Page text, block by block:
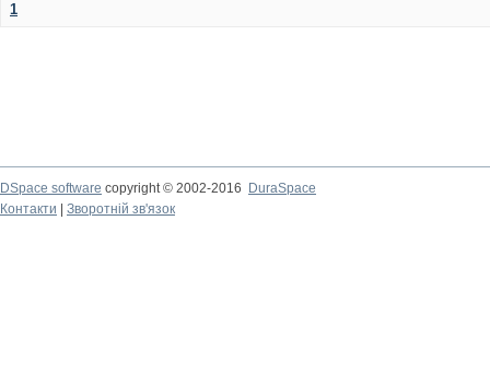
1
DSpace software copyright © 2002-2016
DuraSpace
Контакти
Зворотній зв'язок